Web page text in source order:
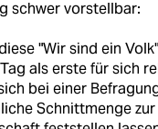
schwer vorstellbar:
"Wir sind ein
als erste für sich
bei einer
Schnittmenge